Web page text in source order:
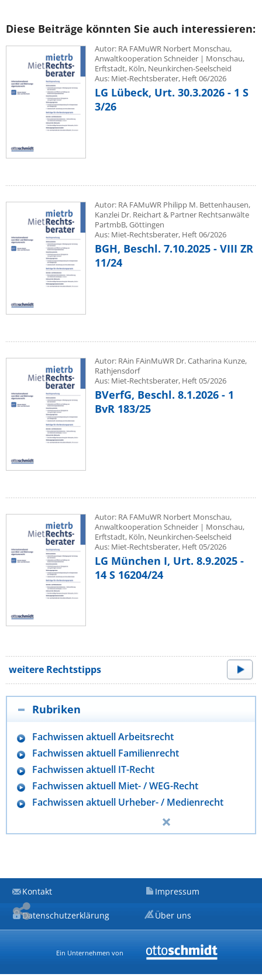
Diese Beiträge könnten Sie auch interessieren:
Autor: RA FAMuWR Norbert Monschau,
Anwaltkooperation Schneider | Monschau,
Erftstadt, Köln, Neunkirchen-Seelscheid
Aus: Miet-Rechtsberater, Heft 06/2026
LG Lübeck, Urt. 30.3.2026 - 1 S
3/26
Autor: RA FAMuWR Philipp M. Bettenhausen,
Kanzlei Dr. Reichart & Partner Rechtsanwälte
PartmbB, Göttingen
Aus: Miet-Rechtsberater, Heft 06/2026
BGH, Beschl. 7.10.2025 - VIII ZR
11/24
Autor: RAin FAinMuWR Dr. Catharina Kunze,
Rathjensdorf
Aus: Miet-Rechtsberater, Heft 05/2026
BVerfG, Beschl. 8.1.2026 - 1
BvR 183/25
Autor: RA FAMuWR Norbert Monschau,
Anwaltkooperation Schneider | Monschau,
Erftstadt, Köln, Neunkirchen-Seelscheid
Aus: Miet-Rechtsberater, Heft 05/2026
LG München I, Urt. 8.9.2025 -
14 S 16204/24
weitere Rechtstipps
Rubriken
Fachwissen aktuell Arbeitsrecht
Fachwissen aktuell Familienrecht
Fachwissen aktuell IT-Recht
Fachwissen aktuell Miet- / WEG-Recht
Fachwissen aktuell Urheber- / Medienrecht
Kontakt Impressum
Datenschutzerklärung Über uns
Ein Unternehmen von